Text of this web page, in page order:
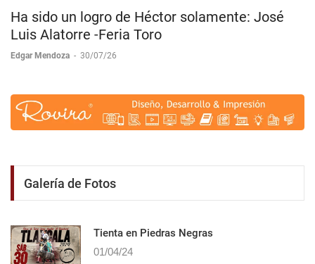
Ha sido un logro de Héctor solamente: José
Luis Alatorre -Feria Toro
Edgar Mendoza - 30/07/26
Galería de Fotos
Tienta en Piedras Negras
01/04/24